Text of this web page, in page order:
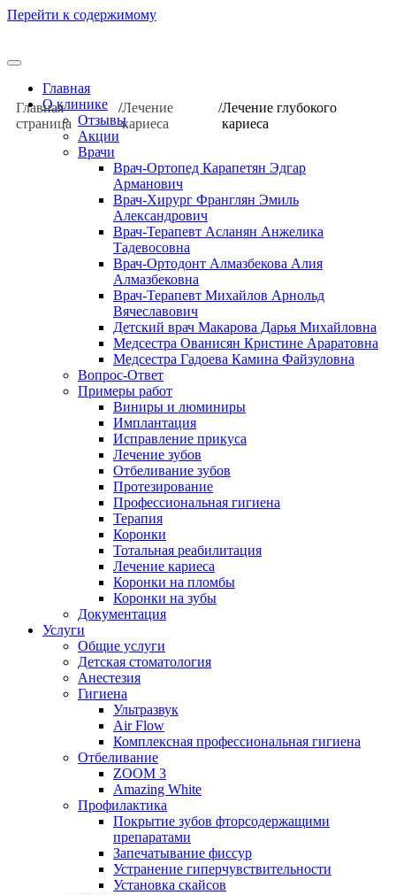
Перейти к содержимому
Главная
страница
/Лечение
кариеса
/Лечение глубокого
кариеса
Главная
О клинике
Отзывы
Акции
Врачи
Врач-Ортопед Карапетян Эдгар
Арманович
Врач-Хирург Франглян Эмиль
Александрович
Врач-Терапевт Асланян Анжелика
Тадевосовна
Врач-Ортодонт Алмазбекова Алия
Алмазбековна
Врач-Терапевт Михайлов Арнольд
Вячеславович
Детский врач Макарова Дарья Михайловна
Медсестра Ованисян Кристине Араратовна
Медсестра Гадоева Камина Файзуловна
Вопрос-Ответ
Примеры работ
Виниры и люминиры
Имплантация
Исправление прикуса
Лечение зубов
Отбеливание зубов
Протезирование
Профессиональная гигиена
Терапия
Коронки
Тотальная реабилитация
Лечение кариеса
Коронки на пломбы
Коронки на зубы
Документация
Услуги
Общие услуги
Детская стоматология
Анестезия
Гигиена
Ультразвук
Air Flow
Комплексная профессиональная гигиена
Отбеливание
ZOOM 3
Amazing White
Профилактика
Покрытие зубов фторсодержащими
препаратами
Запечатывание фиссур
Устранение гиперчувствительности
Установка скайсов